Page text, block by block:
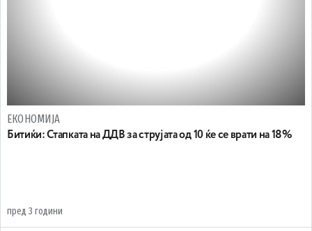
ЕКОНОМИЈА
Битиќи: Стапката на ДДВ за струјата од 10 ќе се врати на 18%
пред 3 години